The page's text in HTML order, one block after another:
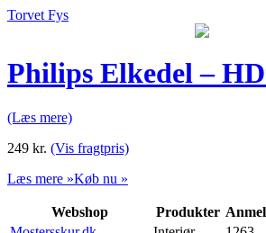
Torvet Fys
Philips Elkedel –
(Læs mere)
249 kr. (Vis fragtpris)
Læs mere »Køb nu »
Webshop Produkter